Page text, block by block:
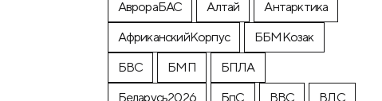
АврораБАС
Алтай
Антарктика
АфриканскийКорпус
ББМКозак
БВС
БМП
БПЛА
Беларусь2026
БпС ВВС
ВЛС